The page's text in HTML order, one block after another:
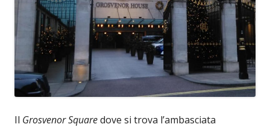
Il Grosvenor Squaredove si trova l’ambasciata